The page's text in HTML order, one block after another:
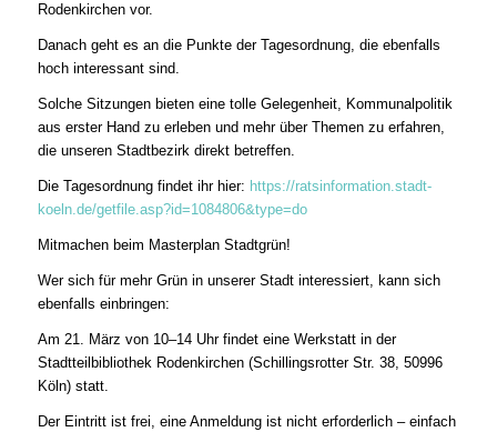
Rodenkirchen vor.
Danach geht es an die Punkte der Tagesordnung, die ebenfalls
hoch interessant sind.
Solche Sitzungen bieten eine tolle Gelegenheit, Kommunalpolitik
aus erster Hand zu erleben und mehr über Themen zu erfahren,
die unseren Stadtbezirk direkt betreffen.
Die Tagesordnung findet ihr hier: https://ratsinformation.stadt-
koeln.de/getfile.asp?id=1084806&type=do
Mitmachen beim Masterplan Stadtgrün!
Wer sich für mehr Grün in unserer Stadt interessiert, kann sich
ebenfalls einbringen:
Am 21. März von 10–14 Uhr findet eine Werkstatt in der
Stadtteilbibliothek Rodenkirchen (Schillingsrotter Str. 38, 50996
Köln) statt.
Der Eintritt ist frei, eine Anmeldung ist nicht erforderlich – einfach